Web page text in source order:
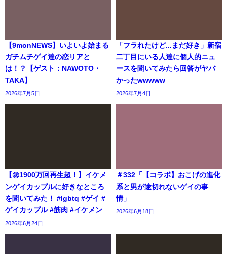
【9monNEWS】いよいよ始まる
ガチムチゲイ達の恋リアと
は！？【ゲスト：NAWOTO・
TAKA】
2026年7月5日
「フラれたけど...まだ好き」新宿
二丁目にいる人達に個人的ニュ
ースを聞いてみたら回答がヤバ
かったwwwww
2026年7月4日
【㊗️1900万回再生超！】イケメ
ンゲイカップルに好きなところ
を聞いてみた！ #lgbtq #ゲイ #
ゲイカップル #筋肉 #イケメン
2026年6月24日
＃332「【コラボ】おこげの進化
系と男が途切れないゲイの事
情」
2026年6月18日